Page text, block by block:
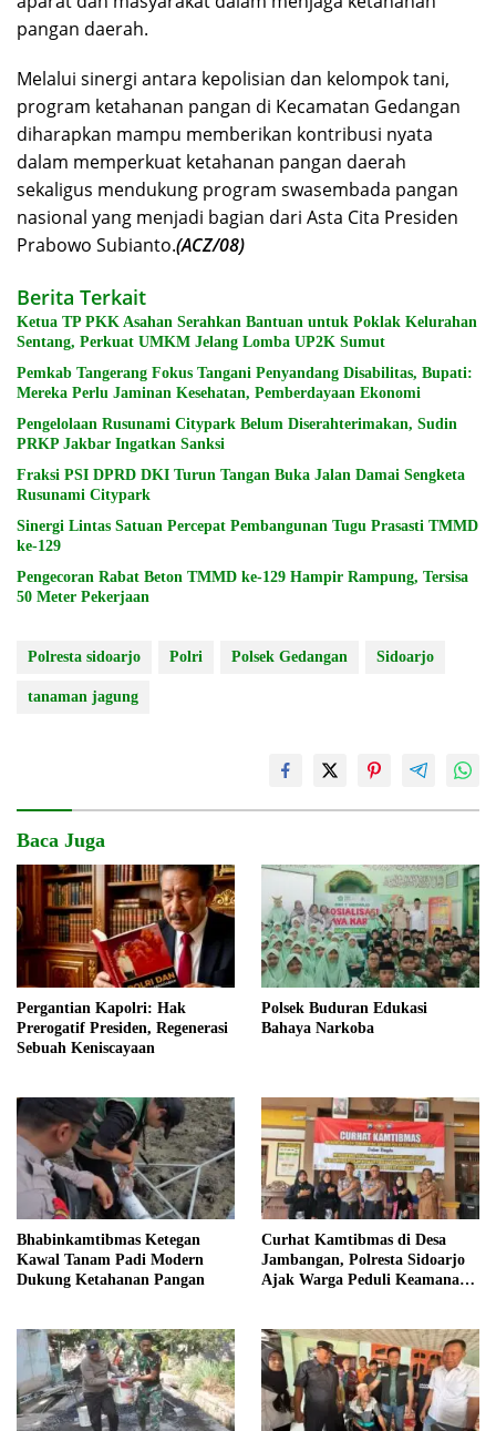
pangan daerah.
Melalui sinergi antara kepolisian dan kelompok tani,
program ketahanan pangan di Kecamatan Gedangan
diharapkan mampu memberikan kontribusi nyata
dalam memperkuat ketahanan pangan daerah
sekaligus mendukung program swasembada pangan
nasional yang menjadi bagian dari Asta Cita Presiden
Prabowo Subianto.(ACZ/08)
Berita Terkait
Ketua TP PKK Asahan Serahkan Bantuan untuk Poklak Kelurahan
Sentang, Perkuat UMKM Jelang Lomba UP2K Sumut
Pemkab Tangerang Fokus Tangani Penyandang Disabilitas, Bupati:
Mereka Perlu Jaminan Kesehatan, Pemberdayaan Ekonomi
Pengelolaan Rusunami Citypark Belum Diserahterimakan, Sudin
PRKP Jakbar Ingatkan Sanksi
Fraksi PSI DPRD DKI Turun Tangan Buka Jalan Damai Sengketa
Rusunami Citypark
Sinergi Lintas Satuan Percepat Pembangunan Tugu Prasasti TMMD
ke-129
Pengecoran Rabat Beton TMMD ke-129 Hampir Rampung, Tersisa
50 Meter Pekerjaan
Polresta sidoarjo Polri Polsek Gedangan Sidoarjo
tanaman jagung
Baca Juga
Pergantian Kapolri: Hak
Prerogatif Presiden, Regenerasi
Sebuah Keniscayaan
Polsek Buduran Edukasi
Bahaya Narkoba
Bhabinkamtibmas Ketegan
Kawal Tanam Padi Modern
Dukung Ketahanan Pangan
Curhat Kamtibmas di Desa
Jambangan, Polresta Sidoarjo
Ajak Warga Peduli Keamanan